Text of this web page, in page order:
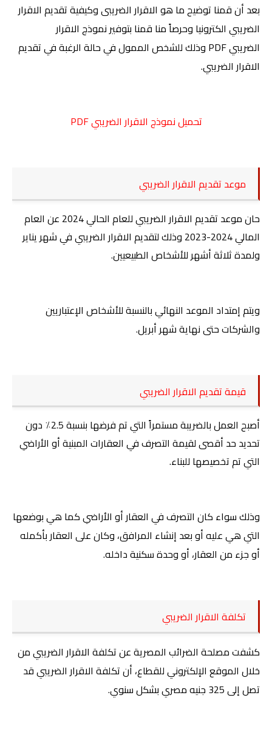
بعد أن قمنا توضيحما هو الاقرار الضريبى وكيفية تقديم الاقرار
الضريبي الكترونيا وحرصاً منا قمنا بتوفير نموذج الاقرار
الضريبيPDF وذلك للشخص الممول في حالة الرغبة في تقديم
الاقرار الضريبي.
تحميل نموذج الاقرار الضريبيPDF
موعد تقديم الاقرار الضريبي
حان موعد تقديم الاقرار الضريبي للعام الحالي 2024 عن العام
المالي 2024-2023 وذلك لتقديم الاقرار الضريبي في شهر يناير
ولمدة ثلاثة أشهر للأشخاص الطبيعيين.
ويتم إمتداد الموعد النهائي بالنسبة للأشخاص الإعتباريين
والشركات حتى نهاية شهر أبريل.
قيمة تقديم الاقرار الضريبي
أصبح العمل بالضريبة مستمراً التي تم فرضها بنسبة 2.5٪ دون
تحديد حد أقصى لقيمة التصرف في العقارات المبنية أو الأراضي
التي تم تخصيصها للبناء.
وذلك سواء كان التصرف في العقار أو الأراضي كما هي بوضعها
التي هي عليه أو بعد إنشاء المرافق، وكان على العقار بأكمله
أو جزء من العقار، أو وحدة سكنية داخله.
تكلفة الاقرار الضريبي
كشفت مصلحة الضرائب المصرية عن تكلفة الاقرار الضريبي من
خلال الموقع الإلكتروني للقطاع، أن تكلفة الاقرار الضريبي قد
تصل إلى 325 جنيه مصري بشكل سنوي.